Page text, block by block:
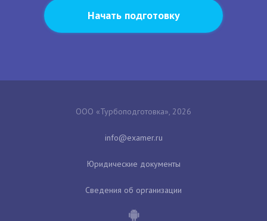
Начать подготовку
ООО «Турбоподготовка», 2026
Юридические документы
Сведения об организации